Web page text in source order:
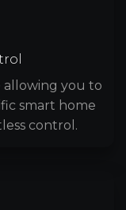
allowing you to
smart home
control.